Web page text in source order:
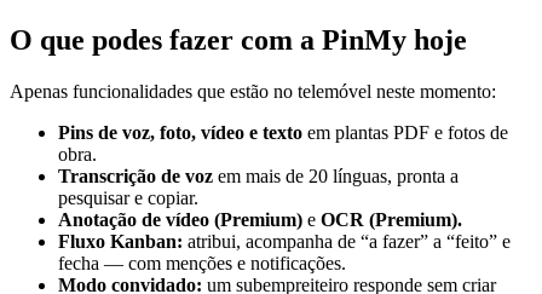
O que podes fazer com a PinMy hoje
Apenas funcionalidades que estão no telemóvel neste momento:
Pins de voz, foto, vídeo e texto em plantas PDF e fotos de
obra.
Transcrição de voz em mais de 20 línguas, pronta a
pesquisar e copiar.
Anotação de vídeo (Premium) e OCR (Premium).
Fluxo Kanban: atribui, acompanha de “a fazer” a “feito” e
fecha — com menções e notificações.
Modo convidado: um subempreiteiro responde sem criar